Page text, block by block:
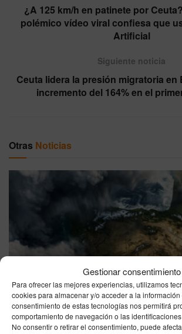
Gestionar consentimiento
Para ofrecer las mejores experiencias, utilizamos
cookies para almacenar y/o acceder a la
consentimiento de estas tecnologías nos permitirá
comportamiento de navegación o las
No consentir o retirar el consentimiento, puede
¿A 125 km/h en patinete por
polémico vídeo viral confiesa que
Artificial
Siguiente noticia
Ceuta lidera la presión migratoria en
incremento del 164% en el
Otras Noticias
El tiempo en España hoy domingo 9 de
calor en el interior y cielos variados
09/08/2026